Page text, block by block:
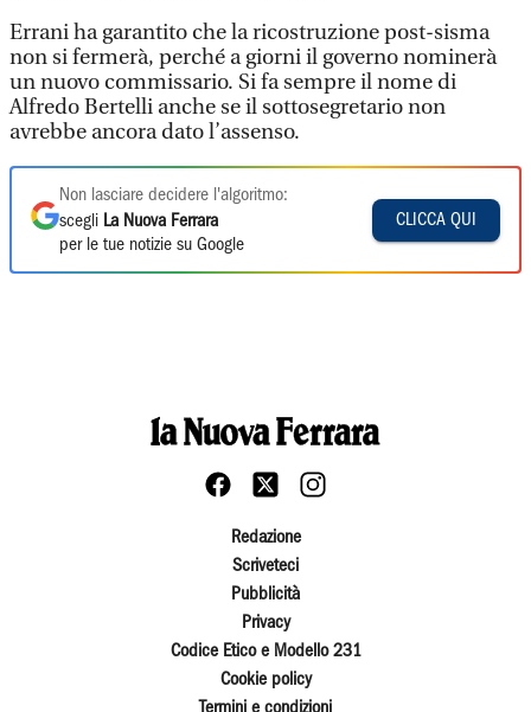
Errani ha garantito che la ricostruzione post-sisma
non si fermerà, perché a giorni il governo nominerà
un nuovo commissario. Si fa sempre il nome di
Alfredo Bertelli anche se il sottosegretario non
avrebbe ancora dato l’assenso.
Non lasciare decidere l'algoritmo:
scegli La Nuova Ferrara
per le tue notizie su Google
CLICCA QUI
Redazione
Scriveteci
Pubblicità
Privacy
Codice Etico e Modello 231
Cookie policy
Termini e condizioni